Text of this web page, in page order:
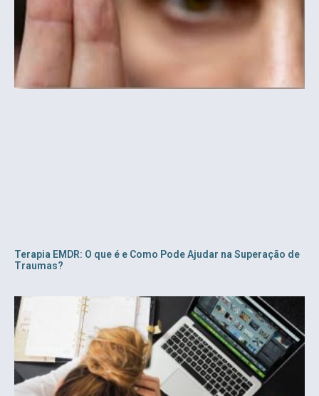
Terapia EMDR: O que é e Como Pode Ajudar na Superação de
Traumas?